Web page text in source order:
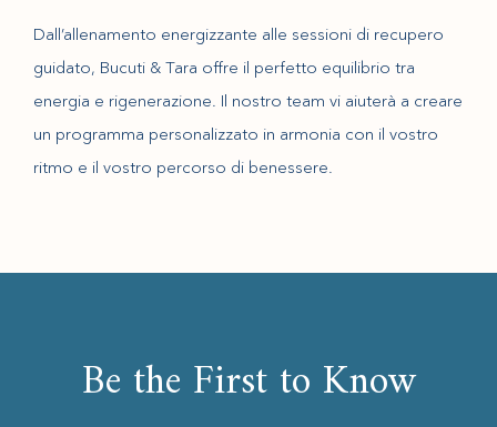
Dall’allenamento energizzante alle sessioni di recupero
guidato, Bucuti & Tara offre il perfetto equilibrio tra
energia e rigenerazione. Il nostro team vi aiuterà a creare
un programma personalizzato in armonia con il vostro
ritmo e il vostro percorso di benessere.
Be the First to Know